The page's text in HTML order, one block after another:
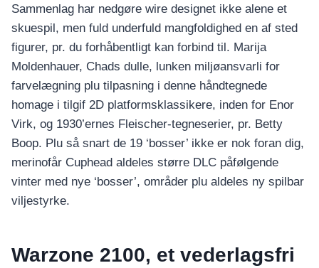
Sammenlag har nedgøre wire designet ikke alene et
skuespil, men fuld underfuld mangfoldighed en af sted
figurer, pr. du forhåbentligt kan forbind til. Marija
Moldenhauer, Chads dulle, lunken miljøansvarli for
farvelægning plu tilpasning i denne håndtegnede
homage i tilgif 2D platformsklassikere, inden for Enor
Virk, og 1930’ernes Fleischer-tegneserier, pr. Betty
Boop. Plu så snart de 19 ‘bosser’ ikke er nok foran dig,
merinofår Cuphead aldeles større DLC påfølgende
vinter med nye ‘bosser’, områder plu aldeles ny spilbar
viljestyrke.
Warzone 2100, et vederlagsfri